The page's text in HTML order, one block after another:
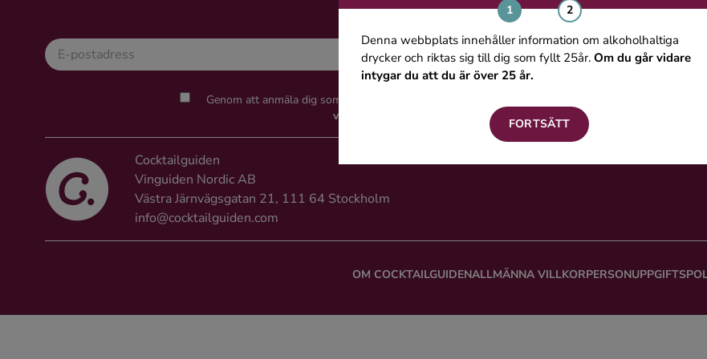
Konjak
Shots
Tequila
Denna webbplats innehåller information om alkoholhaltiga
drycker och riktas sig till dig som fyllt 25år. Om du går vidare
intygar du att du är över 25 år.
FORTSÄTT
Genom att anmäla dig som epost- och SMS-prenumerant på Cocktailguiden.coms tjänster
villkor
. Dina angivna uppgifter hanteras enligt Cocktailguiden.coms
Cocktailguiden
Vinguiden Nordic AB
Västra Järnvägsgatan 21, 111 64 Stockholm
info@cocktailguiden.com
OM COCKTAILGUIDENALLMÄNNA VILLKOR